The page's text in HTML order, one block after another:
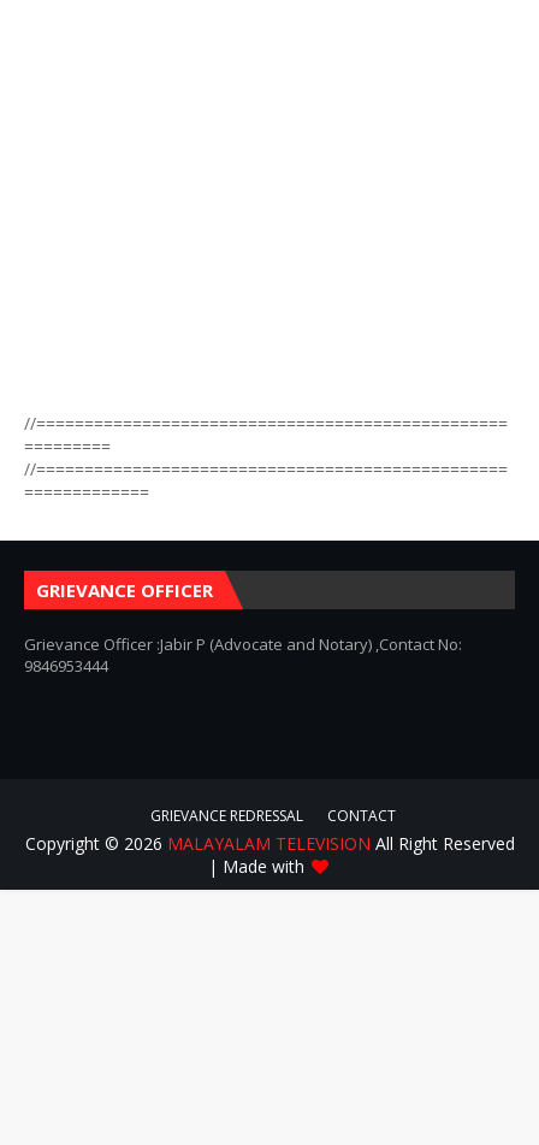
//=================================================
=========
//=================================================
=============
GRIEVANCE OFFICER
Grievance Officer :Jabir P (Advocate and Notary) ,Contact No:
9846953444
GRIEVANCE REDRESSAL CONTACT
Copyright © 2026 MALAYALAM TELEVISION All Right Reserved
| Made with